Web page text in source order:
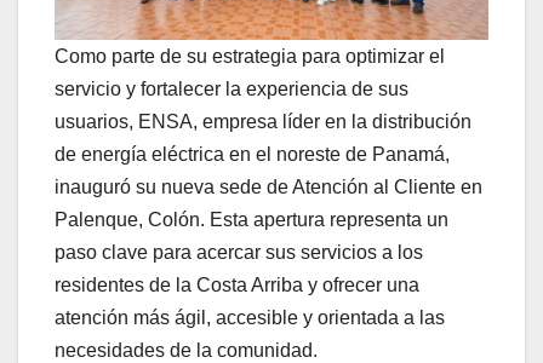
Como parte de su estrategia para optimizar el
servicio y fortalecer la experiencia de sus
usuarios, ENSA, empresa líder en la distribución
de energía eléctrica en el noreste de Panamá,
inauguró su nueva sede de Atención al Cliente en
Palenque, Colón. Esta apertura representa un
paso clave para acercar sus servicios a los
residentes de la Costa Arriba y ofrecer una
atención más ágil, accesible y orientada a las
necesidades de la comunidad.